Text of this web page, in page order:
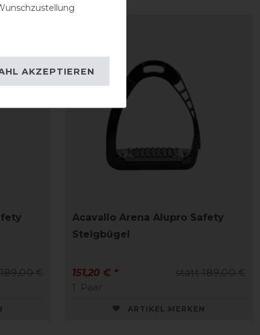
€
Acavallo Arena Alupro Safety
Steigbügel
statt 189,00 €
151,20 € *
1
Paar
ARTIKEL MERKEN
AKZEPTIEREN